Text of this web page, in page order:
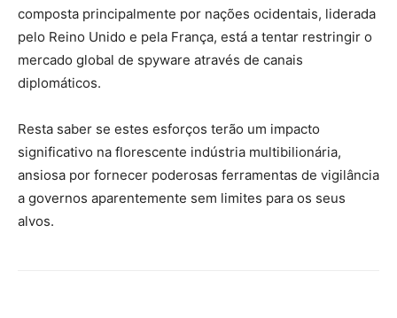
composta principalmente por nações ocidentais, liderada
pelo Reino Unido e pela França, está a tentar restringir o
mercado global de spyware através de canais
diplomáticos.
Resta saber se estes esforços terão um impacto
significativo na florescente indústria multibilionária,
ansiosa por fornecer poderosas ferramentas de vigilância
a governos aparentemente sem limites para os seus
alvos.